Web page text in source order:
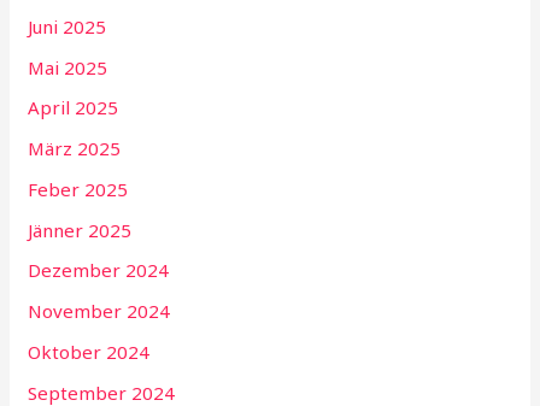
Juni 2025
Mai 2025
April 2025
März 2025
Feber 2025
Jänner 2025
Dezember 2024
November 2024
Oktober 2024
September 2024